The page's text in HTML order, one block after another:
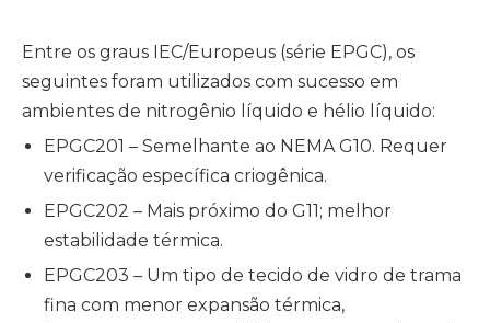
Entre os graus IEC/Europeus (série EPGC), os
seguintes foram utilizados com sucesso em
ambientes de nitrogênio líquido e hélio líquido:
EPGC201 – Semelhante ao NEMA G10. Requer
verificação específica criogênica.
EPGC202 – Mais próximo do G11; melhor
estabilidade térmica.
EPGC203 – Um tipo de tecido de vidro de trama
fina com menor expansão térmica,